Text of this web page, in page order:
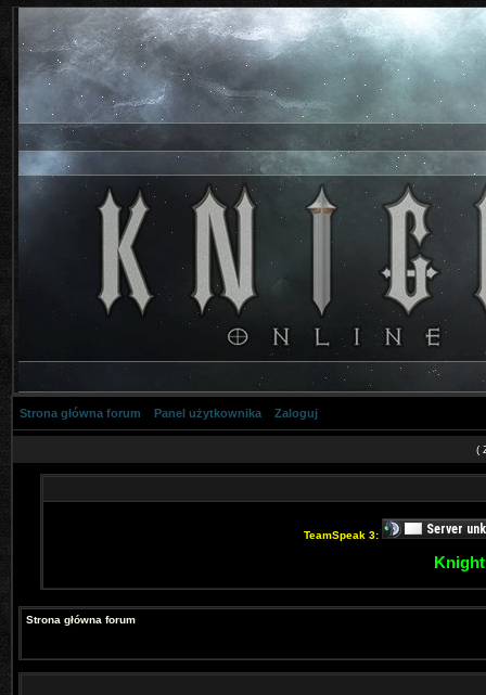
Strona główna forum Panel użytkownika Zaloguj
(
TeamSpeak 3:
Strona główna forum